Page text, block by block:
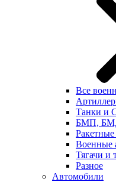
Все
Танки и
БМП,
Военные
Тягачи и
Разное
Автомобили